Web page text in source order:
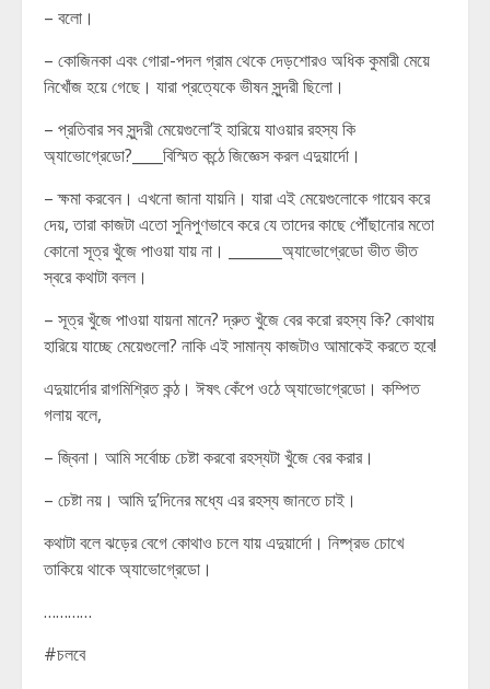
– বলো।
– কোজিনকা এবং গোরা-পদল গ্রাম থেকে দেড়শোরও অধিক কুমারী মেয়ে
নিখোঁজ হয়ে গেছে। যারা প্রত্যেকে ভীষন সুন্দরী ছিলো।
– প্রতিবার সব সুন্দরী মেয়েগুলো’ই হারিয়ে যাওয়ার রহস্য কি
অ্যাভোগ্রেডো?____বিস্মিত কন্ঠে জিজ্ঞেস করল এদুয়ার্দো।
– ক্ষমা করবেন। এখনো জানা যায়নি। যারা এই মেয়েগুলোকে গায়েব করে
দেয়, তারা কাজটা এতো সুনিপুণভাবে করে যে তাদের কাছে পৌঁছানোর মতো
কোনো সূত্র খুঁজে পাওয়া যায় না। _______অ্যাভোগ্রেডো ভীত ভীত
স্বরে কথাটা বলল।
– সূত্র খুঁজে পাওয়া যায়না মানে? দ্রুত খুঁজে বের করো রহস্য কি? কোথায়
হারিয়ে যাচ্ছে মেয়েগুলো? নাকি এই সামান্য কাজটাও আমাকেই করতে হবে!
এদুয়ার্দোর রাগমিশ্রিত কন্ঠ। ঈষৎ কেঁপে ওঠে অ্যাভোগ্রেডো। কম্পিত
গলায় বলে,
– জ্বিনা। আমি সর্বোচ্চ চেষ্টা করবো রহস্যটা খুঁজে বের করার।
– চেষ্টা নয়। আমি দু’দিনের মধ্যে এর রহস্য জানতে চাই।
কথাটা বলে ঝড়ের বেগে কোথাও চলে যায় এদুয়ার্দো। নিষ্প্রভ চোখে
তাকিয়ে থাকে অ্যাভোগ্রেডো।
…………
#চলবে